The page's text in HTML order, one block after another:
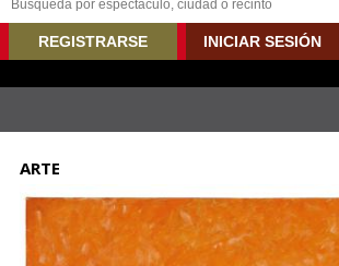
REGISTRARSE INICIAR SESIÓN
ARTE